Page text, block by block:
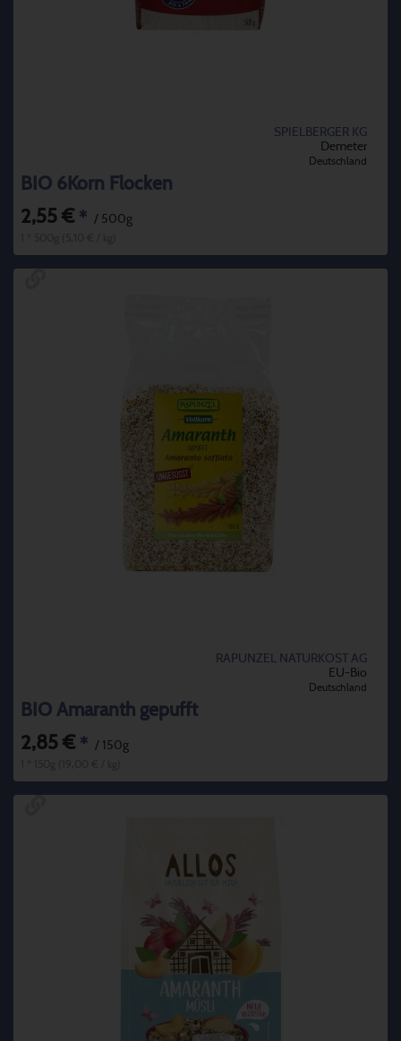
SPIELBERGER KG
Demeter
Deutschland
BIO 6Korn Flocken
2,55 € * / 500g
RAPUNZEL NATURKOST AG
EU-Bio
Deutschland
BIO Amaranth gepufft
2,85 € * / 150g